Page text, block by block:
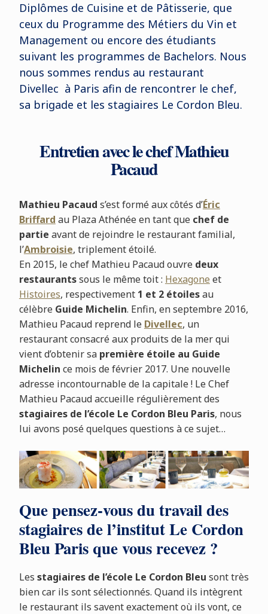
Diplômes de Cuisine et de Pâtisserie, que
ceux du Programme des Métiers du Vin et
Management ou encore des étudiants
suivant les programmes de Bachelors. Nous
nous sommes rendus au restaurant
Divellec à Paris afin de rencontrer le chef,
sa brigade et les stagiaires Le Cordon Bleu.
Entretien avec le chef Mathieu
Pacaud
Mathieu Pacaud s’est formé aux côtés d’Éric
Briffard au Plaza Athénée en tant que chef de
partie avant de rejoindre le restaurant familial,
l’Ambroisie, triplement étoilé.
En 2015, le chef Mathieu Pacaud ouvre deux
restaurantssous le même toit : Hexagone et
Histoires, respectivement 1 et 2 étoilesau
célèbre Guide Michelin. Enfin, en septembre 2016,
Mathieu Pacaud reprend le Divellec, un
restaurant consacré aux produits de la mer qui
vient d’obtenir sa première étoile au Guide
Michelin ce mois de février 2017. Une nouvelle
adresse incontournable de la capitale ! Le Chef
Mathieu Pacaud accueille régulièrement des
stagiaires de l’école Le Cordon Bleu Paris, nous
lui avons posé quelques questions à ce sujet…
Que pensez-vous du travail des
stagiaires de l’institut Le Cordon
Bleu Paris que vous recevez ?
Les stagiaires de l’école Le Cordon Bleu sont très
bien car ils sont sélectionnés. Quand ils intègrent
le restaurant ils savent exactement où ils vont, ce